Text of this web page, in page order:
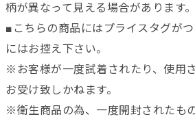
柄が異なって見える場合があります
■こちらの商品にはプライスタグが
にはお控え下さい。
※お客様が一度試着されたり、使用
お受け致しかねます。
※衛生商品の為、一度開封されたも